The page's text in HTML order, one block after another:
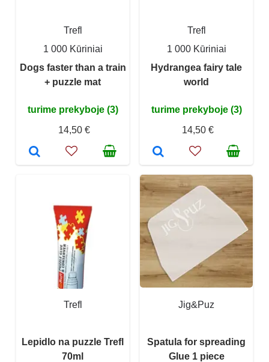
Trefl
1 000 Kūriniai
Dogs faster than a train
+ puzzle mat
turime prekyboje (3)
14,50 €
Trefl
1 000 Kūriniai
Hydrangea fairy tale
world
turime prekyboje (3)
14,50 €
Trefl
Lepidlo na puzzle Trefl
70ml
Jig&Puz
Spatula for spreading
Glue 1 piece